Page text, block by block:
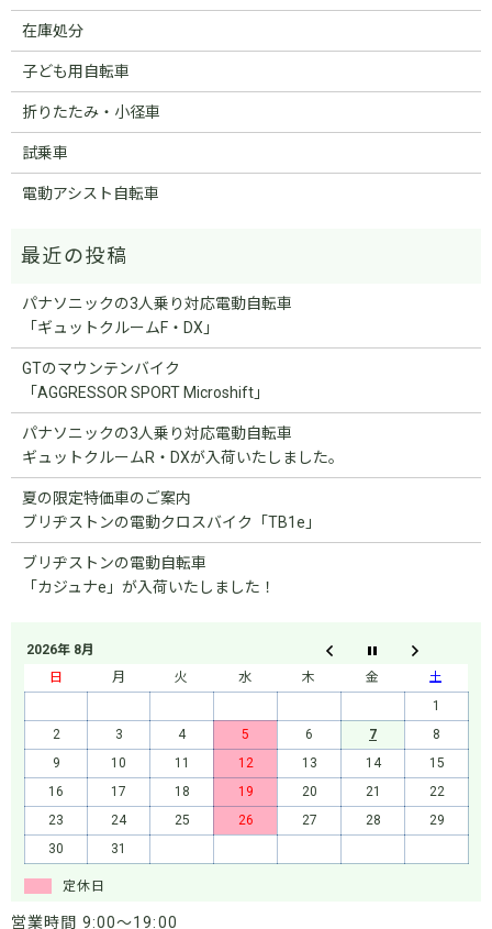
在庫処分
子ども用自転車
折りたたみ・小径車
試乗車
電動アシスト自転車
パナソニックの3人乗り対応電動自転車
「ギュットクルームF・DX」
GTのマウンテンバイク
「AGGRESSOR SPORT Microshift」
パナソニックの3人乗り対応電動自転車
ギュットクルームR・DXが入荷いたしました。
夏の限定特価車のご案内
ブリヂストンの電動クロスバイク「TB1e」
ブリヂストンの電動自転車
「カジュナe」が入荷いたしました！
2026年 8月
日
月 火 水 木 金
土
1
2
3 4 5 6 7
8
9
10 11 12 13 14
15
16
17 18 19 20 21
22
23
24 25 26 27 28
29
30
31
定休日
営業時間 9:00～19:00